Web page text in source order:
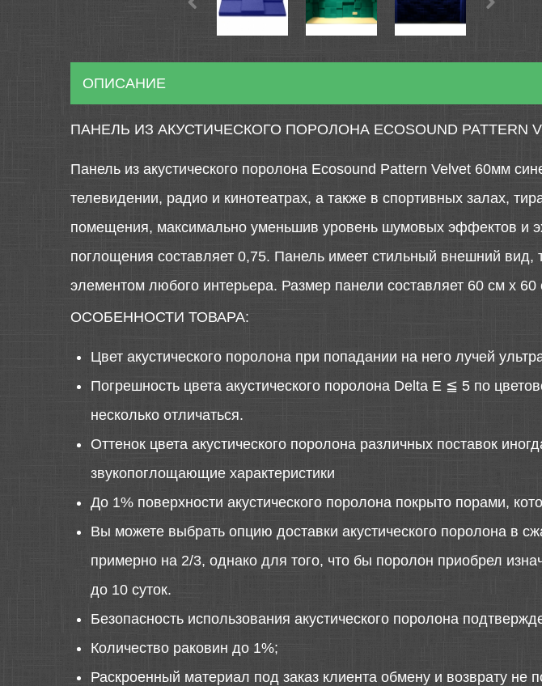
ОПИСАНИЕ
ПАНЕЛЬ ИЗ АКУСТИЧЕСКОГО ПОРОЛОНА ECOSOUND PATTERN
Панель из акустического поролона Ecosound Pattern Velvet 60мм
телевидении, радио и кинотеатрах, а также в спортивных залах,
помещения, максимально уменьшив уровень шумовых эффектов и
поглощения составляет 0,75. Панель имеет стильный внешний вид,
элементом любого интерьера. Размер панели составляет 60 см x
ОСОБЕННОСТИ ТОВАРА:
Цвет акустического поролона при попадании на него лучей
Погрешность цвета акустического поролона Delta E ≦ 5 по
несколько отличаться.
Оттенок цвета акустического поролона различных поставок
звукопоглощающие характеристики
До 1% поверхности акустического поролона покрыто порами,
Вы можете выбрать опцию доставки акустического поролона в
примерно на 2/3, однако для того, что бы поролон приобрел
до 10 суток.
Безопасность использования акустического поролона
Количество раковин до 1%;
Раскроенный материал под заказ клиента обмену и возврату не